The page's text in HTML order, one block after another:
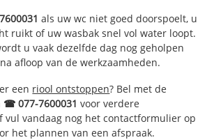
als uw wc niet goed doorspoelt, u
ruikt of uw wasbak snel vol water loopt.
u vaak dezelfde dag nog geholpen
afloop van de werkzaamheden.
een riool ontstoppen? Bel met de
☎ 077-7600031 voor verdere
vul vandaag nog het contactformulier op
het plannen van een afspraak.